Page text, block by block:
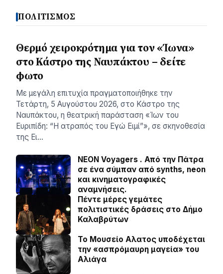
ΠΟΛΙΤΙΣΜΟΣ
Θερμό χειροκρότημα για τον «Ίωνα»
στο Κάστρο της Ναυπάκτου – δείτε
φωτο
Με μεγάλη επιτυχία πραγματοποιήθηκε την
Τετάρτη, 5 Αυγούστου 2026, στο Κάστρο της
Ναυπάκτου, η θεατρική παράσταση «Ίων του
Ευριπίδη: “Η ατραπός του Εγώ Ειμί”», σε σκηνοθεσία
της Ει…
NEON Voyagers . Από την Πάτρα
σε ένα σύμπαν από synths, neon
και κινηματογραφικές
αναμνήσεις.
Πέντε μέρες γεμάτες
πολιτιστικές δράσεις στο Δήμο
Καλαβρύτων
Το Μουσείο Αλατος υποδέχεται
την «ασπρόμαυρη μαγεία» του
Αλιάγα